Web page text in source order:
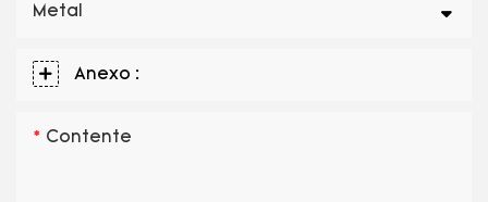
Metal
Anexo :
Contente